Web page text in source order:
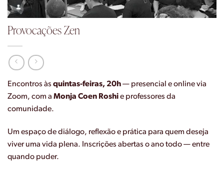
Provocações Zen
Encontros às quintas-feiras, 20h— presencial e online via
Zoom, com a Monja Coen Roshie professores da
comunidade.
Um espaço de diálogo, reflexão e prática para quem deseja
viver uma vida plena. Inscrições abertas o ano todo — entre
quando puder.